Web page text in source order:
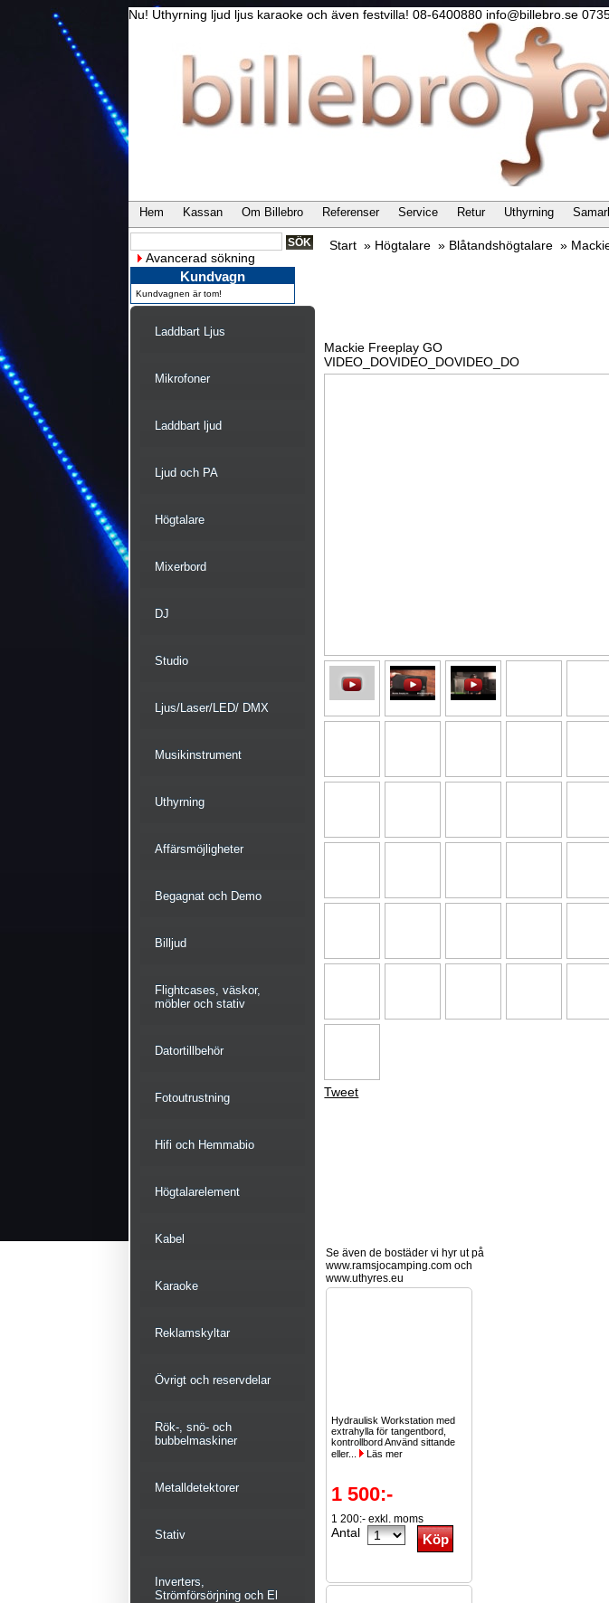
Nu! Uthyrning ljud ljus karaoke och även festvilla! 08-6400880 info@billebro.se
Hem Kassan Om Billebro Referenser Service Retur Uthyrning
Avancerad sökning
Kundvagn
Kundvagnen är tom!
Laddbart Ljus
Mikrofoner
Laddbart ljud
Ljud och PA
Högtalare
Mixerbord
DJ
Studio
Ljus/Laser/LED/ DMX
Musikinstrument
Uthyrning
Affärsmöjligheter
Begagnat och Demo
Billjud
Flightcases, väskor,
möbler och stativ
Datortillbehör
Fotoutrustning
Hifi och Hemmabio
Högtalarelement
Kabel
Karaoke
Reklamskyltar
Övrigt och reservdelar
Rök-, snö- och
bubbelmaskiner
Metalldetektorer
Stativ
Inverters,
Strömförsörjning och El
Start » Högtalare » Blåtandshögtalare »
Mackie Freeplay GO
VIDEO_DOVIDEO_DOVIDEO_DO
Tweet
Se även de bostäder vi hyr ut på
www.ramsjocamping.com och
www.uthyres.eu
Hydraulisk Workstation med
extrahylla för tangentbord,
kontrollbord Använd sittande
eller...
Läs mer
1 500:-
1 200:- exkl. moms
Antal